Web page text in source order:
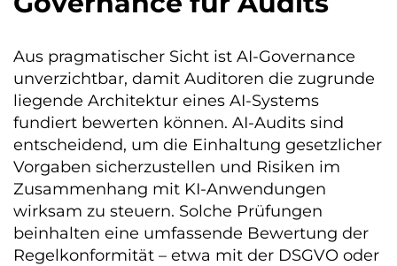
Aus pragmatischer Sicht ist AI-Governance
unverzichtbar, damit Auditoren die zugrunde
liegende Architektur eines AI-Systems
fundiert bewerten können. AI-Audits sind
entscheidend, um die Einhaltung gesetzlicher
Vorgaben sicherzustellen und Risiken im
Zusammenhang mit KI-Anwendungen
wirksam zu steuern. Solche Prüfungen
beinhalten eine umfassende Bewertung der
Regelkonformität – etwa mit der DSGVO oder